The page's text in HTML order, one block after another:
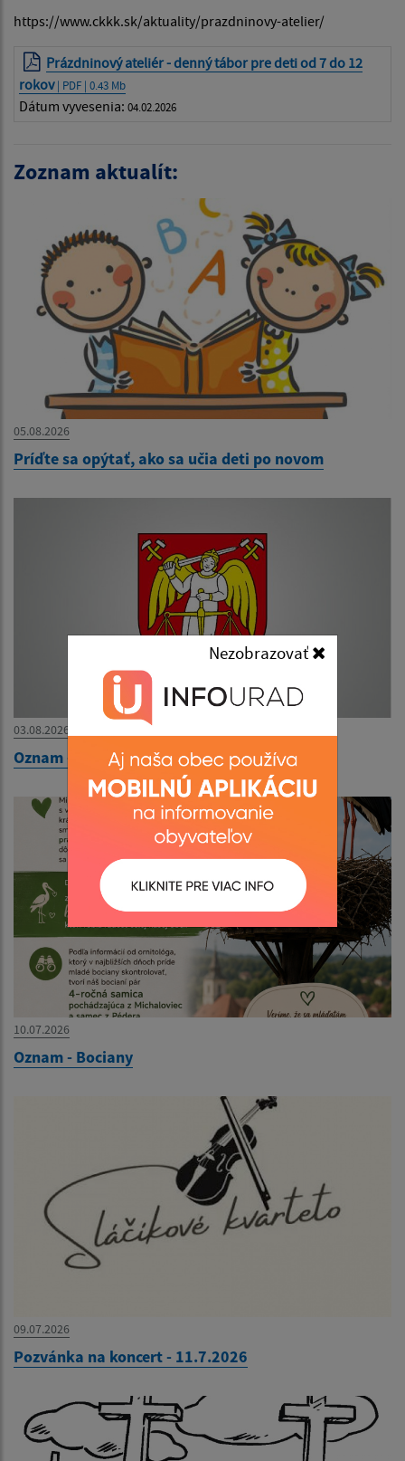
Nezobrazovať
https://www.ckkk.sk/aktuality/prazdninovy-atelier/
Prázdninový ateliér - denný tábor pre deti od 7 do 12
rokov| PDF | 0.43 Mb
Dátum vyvesenia: 04.02.2026
Zoznam aktualít:
05.08.2026
Príďte sa opýtať, ako sa učia deti po novom
03.08.2026
Oznam - zatvorenie obecného úradu
10.07.2026
Oznam - Bociany
09.07.2026
Pozvánka na koncert - 11.7.2026